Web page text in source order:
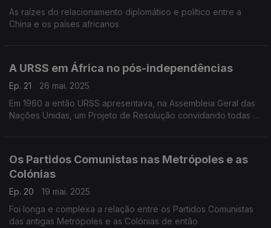
As raízes do relacionamento diplomático e político entre a
China e os países africanos
A URSS em África no pós-independências
Ep. 21
26 mai. 2025
Em 1960 a então URSS apresentava, na Assembleia Geral das
Nações Unidas, um Projeto de Resolução convidando todas as
Os Partidos Comunistas nas Metrópoles e as
Colónias
Ep. 20
19 mai. 2025
Foi longa e complexa a relação entre os Partidos Comunistas
das antigas Metrópoles e as Colónias de então